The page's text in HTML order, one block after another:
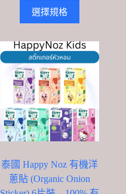
選擇規格
product
has
variants.
The
options
may
be
chosen
on
the
product
page
泰國 Happy Noz 有機洋
蔥貼 (Organic Onion